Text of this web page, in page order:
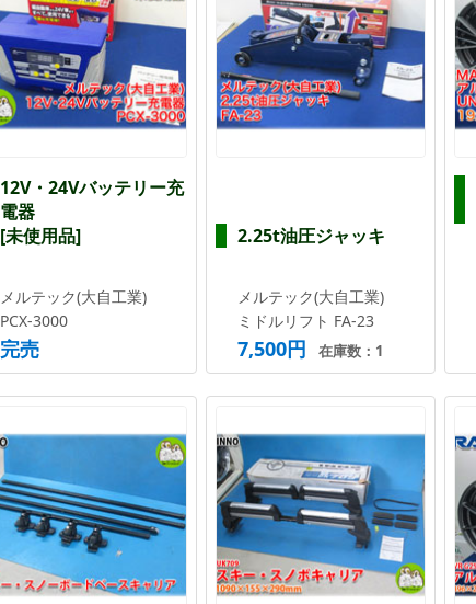
12V・24Vバッテリー充
電器
[未使用品]
メルテック(大自工業)
PCX-3000
完売
2.25t油圧ジャッキ
メルテック(大自工業)
ミドルリフト FA-23
7,500円 在庫数：1